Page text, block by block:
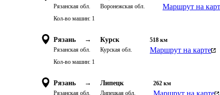
Рязанская обл. Воронежская обл. Маршрут на
Кол-во машин: 1
Рязань →
Рязанская обл.
Курск
Курская обл.
518 км
Маршрут на карте
Кол-во машин: 1
Рязань →
Рязанская обл.
Липецк
Липецкая обл.
262 км
Маршрут на карте